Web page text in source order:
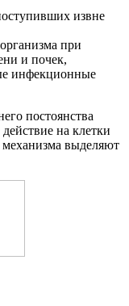
извне
при
и почек,
инфекционные
постоянства
на клетки
механизма выделяют